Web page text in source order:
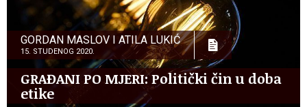
GORDAN MASLOV I ATILA LUKIĆ
15. STUDENOG 2020.
GRAĐANI PO MJERI: Politički čin u doba
etike